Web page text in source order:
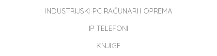
INDUSTRIJSKI PC RAČUNARI I OPREMA
IP TELEFONI
KNJIGE